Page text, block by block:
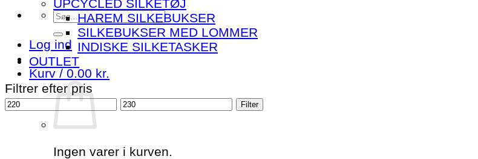
Søg
efter:
Log ind
Kurv / 0.00 kr.
Ingen varer i kurven.
UPCYCLED SILKETØJ
HAREM SILKEBUKSER
SILKEBUKSER MED LOMMER
INDISKE SILKETASKER
OUTLET
Filtrer efter pris
Mindste
Højeste
Filter